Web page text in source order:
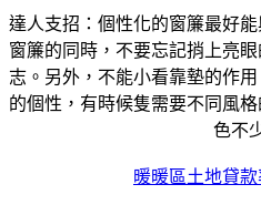
達人支招：個性化的窗簾最好
窗簾的同時，不要忘記捎上亮
志。另外，不能小看靠墊的作
的個性，有時候隻需要不同風
色不
暖暖區土地貸